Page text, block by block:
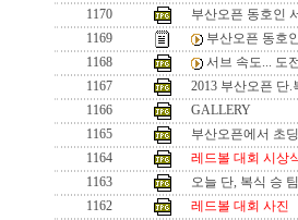
1170
부산오픈 동호인
1169
부산오픈 동호
1168
서브 속도... 도
1167
2013 부산오픈 단
1166
GALLERY
1165
부산오픈에서 초
1164
레드볼 대회 시상
1163
오늘 단, 복식 승 팀
1162
레드볼 대회 사진